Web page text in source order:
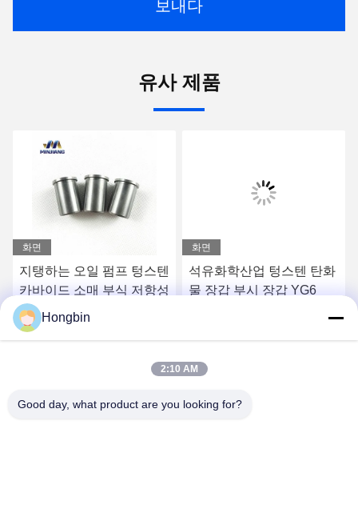
보내다
유사 제품
화면
지탱하는 오일 펌프 텅스텐
카바이드 소매 부식 저항성
화면
석유화학산업 텅스텐 탄화
물 장갑 부시 장갑 YG6
Hongbin
2:10 AM
Good day, what product are you looking for?